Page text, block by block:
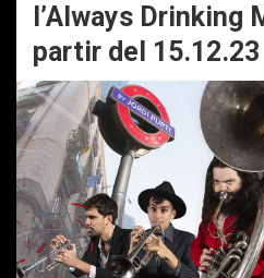
l’Always Drinking
partir del 15.12.23